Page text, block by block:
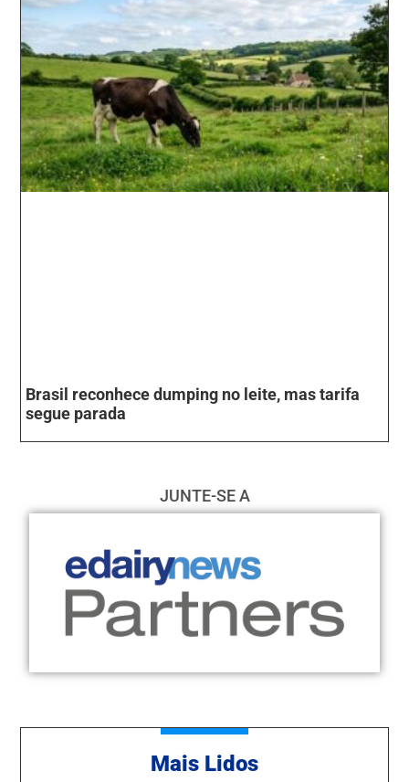
Brasil reconhece dumping no leite, mas tarifa
segue parada
JUNTE-SE A
Mais Lidos